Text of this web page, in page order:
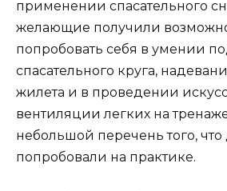
применении спасательного
желающие получили
попробовать себя в умении
спасательного круга,
жилета и в проведении
вентиляции легких на
небольшой перечень того, что
попробовали на практике.